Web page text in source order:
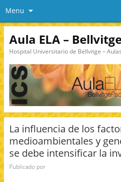
Menu
Aula ELA –
Hospital Universitario de Bellvitge –
La influencia de los
medioambientales y
se debe intensificar la
Publicado por